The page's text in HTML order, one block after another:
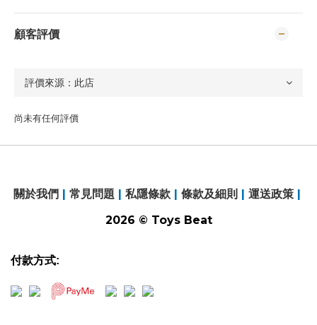
顧客評價
尚未有任何評價
關於我們 | 常見問題 | 私隱條款| 條款及細則 | 運送政策|
2026 © Toys Beat
付款方式: